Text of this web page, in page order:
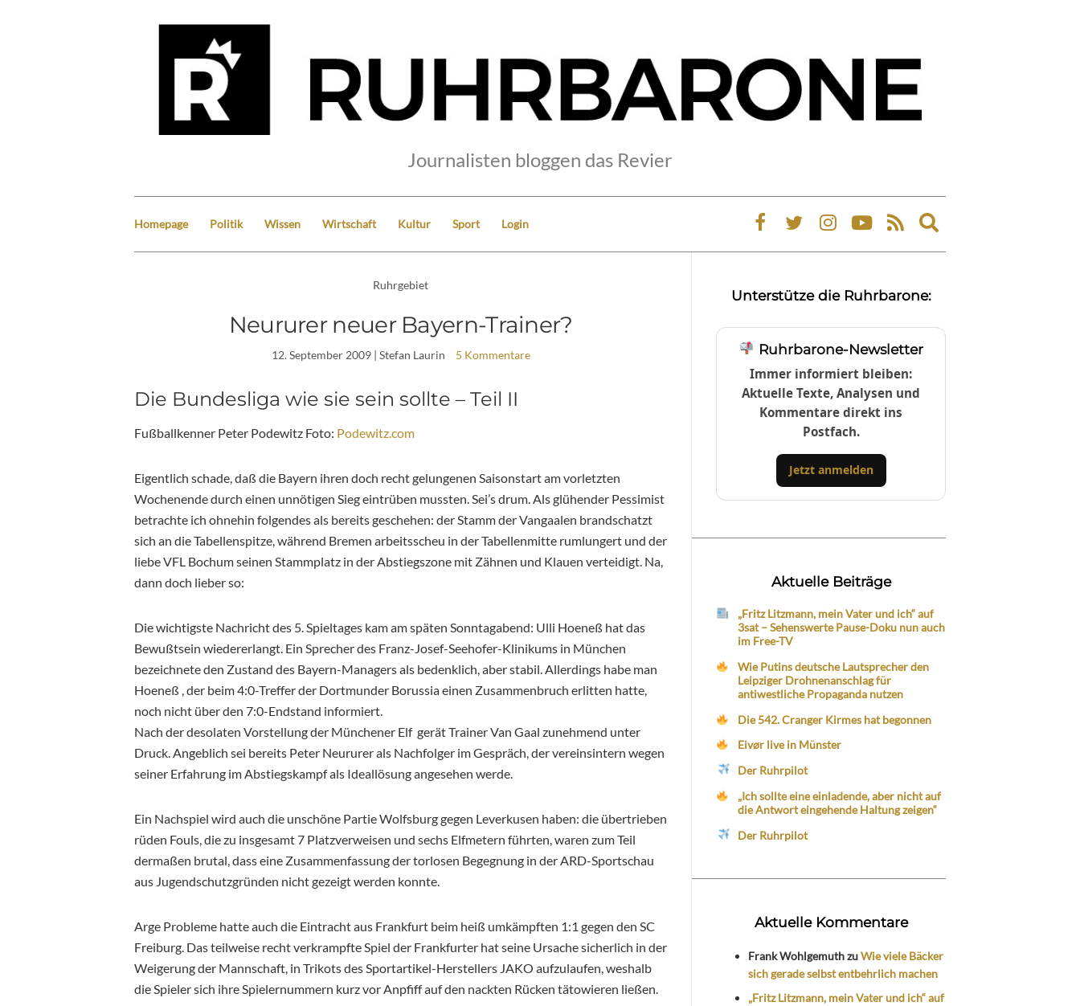
Journalisten bloggen das Revier
Homepage Politik Wissen Wirtschaft Kultur Sport Login
Expand
search
Ruhrgebiet
Neururer neuer Bayern-Trainer?
12. September 2009| Stefan Laurin 5 Kommentare
Die Bundesliga wie sie sein sollte – Teil II
Fußballkenner Peter Podewitz Foto: Podewitz.com
Eigentlich schade, daß die Bayern ihren doch recht gelungenen Saisonstart am vorletzten
Wochenende durch einen unnötigen Sieg eintrüben mussten. Sei’s drum. Als glühender Pessimist
betrachte ich ohnehin folgendes als bereits geschehen: der Stamm der Vangaalen brandschatzt
sich an die Tabellenspitze, während Bremen arbeitsscheu in der Tabellenmitte rumlungert und der
liebe VFL Bochum seinen Stammplatz in der Abstiegszone mit Zähnen und Klauen verteidigt. Na,
dann doch lieber so:
Die wichtigste Nachricht des 5. Spieltages kam am späten Sonntagabend: Ulli Hoeneß hat das
Bewußtsein wiedererlangt. Ein Sprecher des Franz-Josef-Seehofer-Klinikums in München
bezeichnete den Zustand des Bayern-Managers als bedenklich, aber stabil. Allerdings habe man
Hoeneß , der beim 4:0-Treffer der Dortmunder Borussia einen Zusammenbruch erlitten hatte,
noch nicht über den 7:0-Endstand informiert.
Nach der desolaten Vorstellung der Münchener Elf gerät Trainer Van Gaal zunehmend unter
Druck. Angeblich sei bereits Peter Neururer als Nachfolger im Gespräch, der vereinsintern wegen
seiner Erfahrung im Abstiegskampf als Ideallösung angesehen werde.
Ein Nachspiel wird auch die unschöne Partie Wolfsburg gegen Leverkusen haben: die übertrieben
rüden Fouls, die zu insgesamt 7 Platzverweisen und sechs Elfmetern führten, waren zum Teil
dermaßen brutal, dass eine Zusammenfassung der torlosen Begegnung in der ARD-Sportschau
aus Jugendschutzgründen nicht gezeigt werden konnte.
Arge Probleme hatte auch die Eintracht aus Frankfurt beim heiß umkämpften 1:1 gegen den SC
Freiburg. Das teilweise recht verkrampfte Spiel der Frankfurter hat seine Ursache sicherlich in der
Weigerung der Mannschaft, in Trikots des Sportartikel-Herstellers JAKO aufzulaufen, weshalb
die Spieler sich ihre Spielernummern kurz vor Anpfiff auf den nackten Rücken tätowieren ließen.
Unterstütze die Ruhrbarone:
Ruhrbarone-Newsletter
Immer informiert bleiben:
Aktuelle Texte, Analysen und
Kommentare direkt ins
Postfach.
Jetzt anmelden
Aktuelle Beiträge
„Fritz Litzmann, mein Vater und ich“ auf
3sat – Sehenswerte Pause-Doku nun auch
im Free-TV
Wie Putins deutsche Lautsprecher den
Leipziger Drohnenanschlag für
antiwestliche Propaganda nutzen
Die 542. Cranger Kirmes hat begonnen
Eivør live in Münster
Der Ruhrpilot
„Ich sollte eine einladende, aber nicht auf
die Antwort eingehende Haltung zeigen“
Der Ruhrpilot
Aktuelle Kommentare
Frank WohlgemuthzuWie viele Bäcker
sich gerade selbst entbehrlich machen
„Fritz Litzmann, mein Vater und ich“ auf